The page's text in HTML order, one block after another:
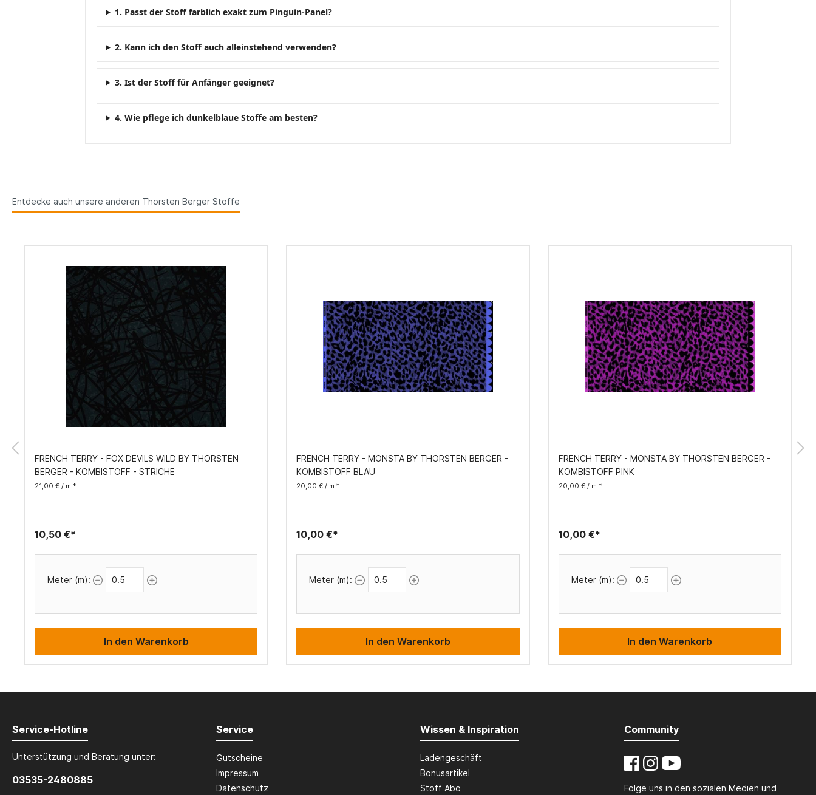
1. Passt der Stoff farblich exakt zum Pinguin-Panel?
2. Kann ich den Stoff auch alleinstehend verwenden?
3. Ist der Stoff für Anfänger geeignet?
4. Wie pflege ich dunkelblaue Stoffe am besten?
Entdecke auch unsere anderen Thorsten Berger Stoffe
FRENCH TERRY - FOX DEVILS WILD BY THORSTEN
BERGER - KOMBISTOFF - STRICHE
21,00 € / m *
10,50 €*
Meter (m):
In den Warenkorb
FRENCH TERRY - MONSTA BY THORSTEN BERGER -
KOMBISTOFF BLAU
20,00 € / m *
10,00 €*
Meter (m):
In den Warenkorb
FRENCH TERRY - MONSTA BY THORSTEN BERGER -
KOMBISTOFF PINK
20,00 € / m *
10,00 €*
Meter (m):
In den Warenkorb
Service-Hotline
Unterstützung und Beratung unter:
03535-2480885
Service
Gutscheine
Impressum
Datenschutz
Wissen & Inspiration
Ladengeschäft
Bonusartikel
Stoff Abo
Community
Folge uns in den sozialen Medien und